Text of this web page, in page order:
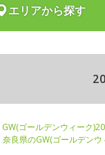
エリアから探す
GW(ゴールデンウィーク
奈良県のGW(ゴールデンウ